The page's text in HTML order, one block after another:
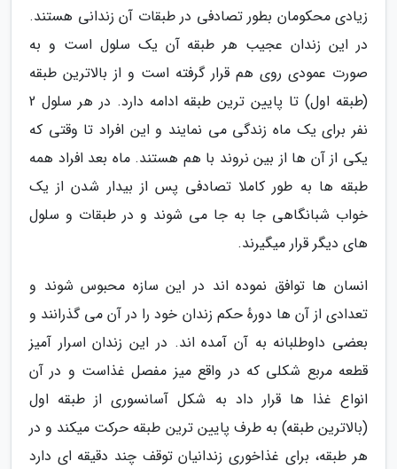
زیادی محکومان بطور تصادفی در طبقات آن زندانی هستند.
در این زندان عجیب هر طبقه آن یک سلول است و به
صورت عمودی روی هم قرار گرفته است و از بالاترین طبقه
(طبقه اول) تا پایین ترین طبقه ادامه دارد. در هر سلول 2
نفر برای یک ماه زندگی می نمایند و این افراد تا وقتی که
یکی از آن ها از بین نروند با هم هستند. ماه بعد افراد همه
طبقه ها به طور کاملا تصادفی پس از بیدار شدن از یک
خواب شبانگاهی جا به جا می شوند و در طبقات و سلول
های دیگر قرار میگیرند.
انسان ها توافق نموده اند در این سازه محبوس شوند و
تعدادی از آن ها دورهٔ حکم زندان خود را در آن می گذرانند و
بعضی داوطلبانه به آن آمده اند. در این زندان اسرار آمیز
قطعه مربع شکلی که در واقع میز مفصل غذاست و در آن
انواع غذا ها قرار داد به شکل آسانسوری از طبقه اول
(بالاترین طبقه) به طرف پایین ترین طبقه حرکت میکند و در
هر طبقه، برای غذاخوری زندانیان توقف چند دقیقه ای دارد